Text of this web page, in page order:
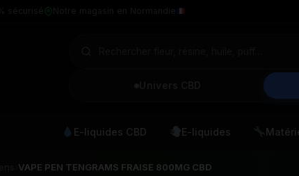
E-liquides CBD E-liquides
VAPE PEN TENGRAMS FRAISE 800MG CBD